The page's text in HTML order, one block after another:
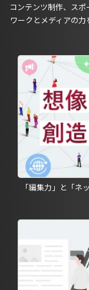
コンテンツ制作、ス
ワークとメディアの
「編集力」と「ネ